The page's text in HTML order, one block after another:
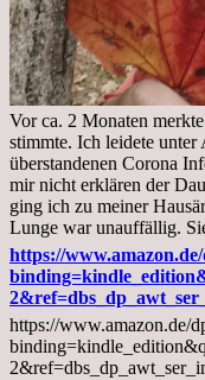
Vor ca. 2 Monaten
stimmte. Ich leidete
überstandenen Corona
mir nicht erklären der
ging ich zu meiner
Lunge war unauffällig.
https://
https://www.amazon.de/